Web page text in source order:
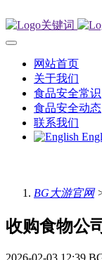
网站首页
关于我们
食品安全常识
食品安全动态
联系我们
BG大游官网
收购食物公